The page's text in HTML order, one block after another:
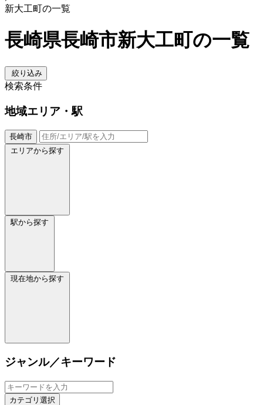
新大工町の一覧
長崎県長崎市新大工町の一覧
絞り込み
検索条件
地域エリア・駅
長崎市
エリアから探す
駅から探す
現在地から探す
ジャンル／キーワード
カテゴリ選択